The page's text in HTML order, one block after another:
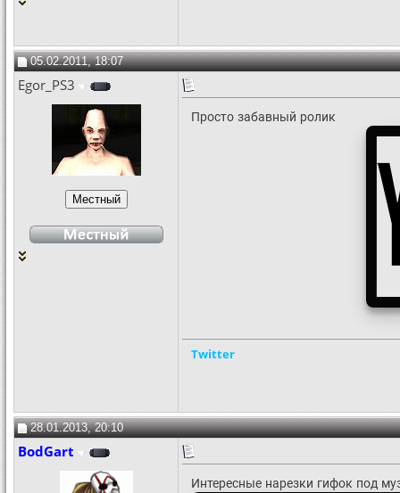
05.02.2011, 18:07
Egor_PS3
Просто забавный ролик
Twitter
28.01.2013, 20:10
BodGart
Интересные нарезки гифок под